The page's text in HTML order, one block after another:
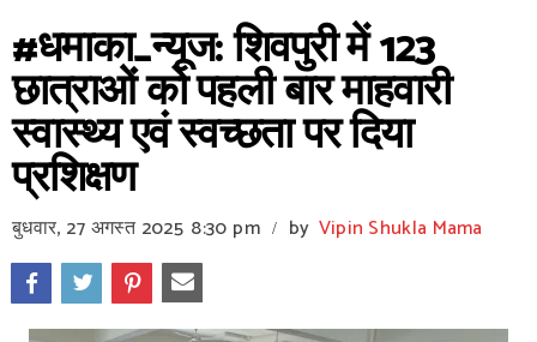
#धमाका_न्यूज: शिवपुरी में 123
छात्राओं को पहली बार माहवारी
स्वास्थ्य एवं स्वच्छता पर दिया
प्रशिक्षण
बुधवार, 27 अगस्त 2025 8:30 pm / by Vipin Shukla Mama